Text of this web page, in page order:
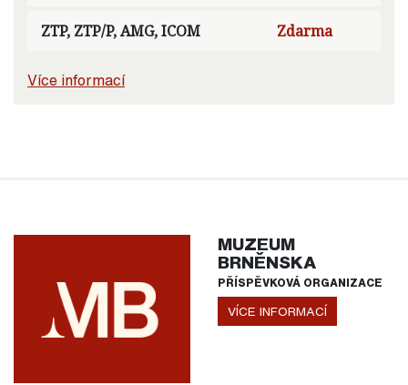
ZTP, ZTP/P, AMG, ICOM Zdarma
Více informací
MUZEUM
BRNĚNSKA
PŘÍSPĚVKOVÁ ORGANIZACE
VÍCE INFORMACÍ